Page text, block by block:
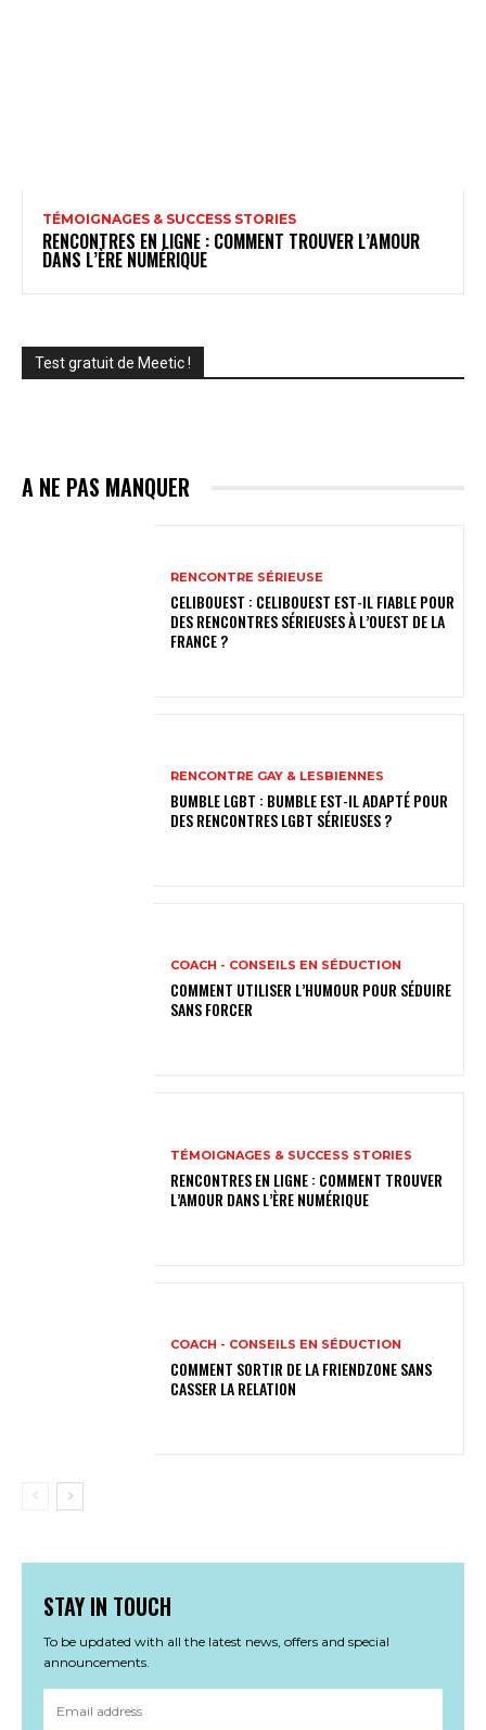
TÉMOIGNAGES & SUCCESS STORIES
RENCONTRES EN LIGNE : COMMENT TROUVER L’AMOUR
DANS L’ÈRE NUMÉRIQUE
Test gratuit de Meetic !
A NE PAS MANQUER
RENCONTRE SÉRIEUSE
CELIBOUEST : CELIBOUEST EST-IL FIABLE POUR
DES RENCONTRES SÉRIEUSES À L’OUEST DE LA
FRANCE ?
RENCONTRE GAY & LESBIENNES
BUMBLE LGBT : BUMBLE EST-IL ADAPTÉ POUR
DES RENCONTRES LGBT SÉRIEUSES ?
COACH - CONSEILS EN SÉDUCTION
COMMENT UTILISER L’HUMOUR POUR SÉDUIRE
SANS FORCER
TÉMOIGNAGES & SUCCESS STORIES
RENCONTRES EN LIGNE : COMMENT TROUVER
L’AMOUR DANS L’ÈRE NUMÉRIQUE
COACH - CONSEILS EN SÉDUCTION
COMMENT SORTIR DE LA FRIENDZONE SANS
CASSER LA RELATION
STAY IN TOUCH
To be updated with all the latest news, offers and special
announcements.